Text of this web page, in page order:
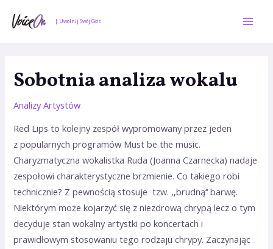
| Uwolnij Swój Głos
Sobotnia analiza wokalu
Analizy Artystów
Red Lips to kolejny zespół wypromowany przez jeden
z popularnych programów Must be the music.
Charyzmatyczna wokalistka Ruda (Joanna Czarnecka) nadaje
zespołowi charakterystyczne brzmienie. Co takiego robi
technicznie? Z pewnością stosuje tzw. ,,brudną‘‘ barwę.
Niektórym może kojarzyć się z niezdrową chrypą lecz o tym
decyduje stan wokalny artystki po koncertach i
prawidłowym stosowaniu tego rodzaju chrypy. Zaczynając